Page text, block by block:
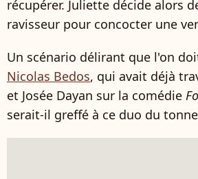
récupérer. Juliette décide alors
ravisseur pour concocter une
Un scénario délirant que l'on
Nicolas Bedos, qui avait déjà
et Josée Dayan sur la comédie
serait-il greffé à ce duo du